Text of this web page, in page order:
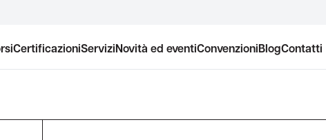
CertificazioniServizi Novità ed eventiConvenzioni BlogContatti